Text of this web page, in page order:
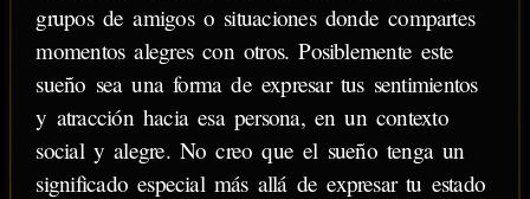
grupos de amigos o situaciones donde compartes
momentos alegres con otros. Posiblemente este
sueño sea una forma de expresar tus sentimientos
y atracción hacia esa persona, en un contexto
social y alegre. No creo que el sueño tenga un
significado especial más allá de expresar tu estado